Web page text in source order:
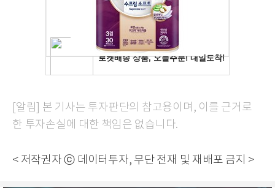
[알림] 본 기사는 투자판단의 참고용이며, 이를 근거로
한 투자손실에 대한 책임은 없습니다.
< 저작권자 ⓒ 데이터투자, 무단 전재 및 재배포 금지 >